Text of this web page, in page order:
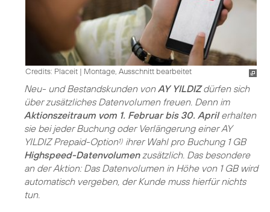
Credits: Placeit | Montage, Ausschnitt bearbeitet
Neu- und Bestandskunden vonAY YILDIZdürfen sich
über zusätzliches Datenvolumen freuen. Denn im
Aktionszeitraum vom 1. Februar bis 30. Aprilerhalten
sie bei jeder Buchung oder Verlängerung einer AY
YILDIZ Prepaid-Option1) ihrer Wahl pro Buchung 1 GB
Highspeed-Datenvolumenzusätzlich. Das besondere
an der Aktion: Das Datenvolumen in Höhe von 1 GB wird
automatisch vergeben, der Kunde muss hierfür nichts
tun.